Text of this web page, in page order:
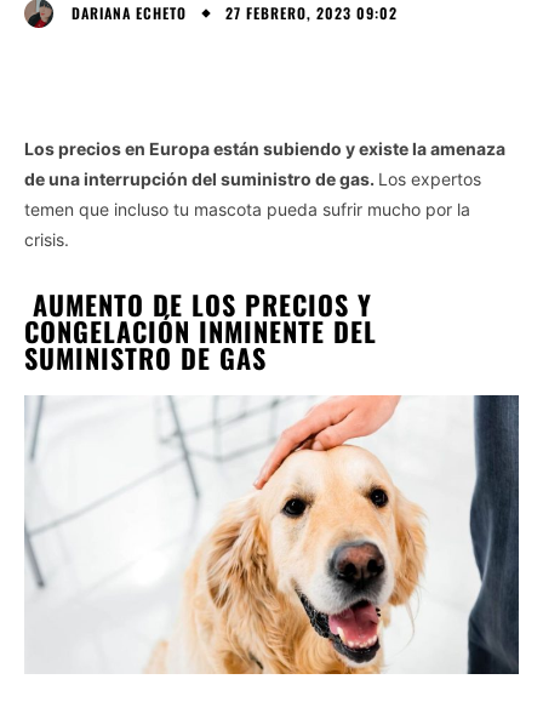
DARIANA ECHETO 27 FEBRERO, 2023 09:02
Los precios en Europa están subiendo y existe la amenaza
de una interrupción del suministro de gas. Los expertos
temen que incluso tu mascota pueda sufrir mucho por la
crisis.
AUMENTO DE LOS PRECIOS Y
CONGELACIÓN INMINENTE DEL
SUMINISTRO DE GAS